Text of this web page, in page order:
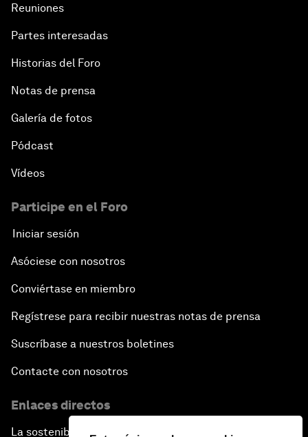
Reuniones
Partes interesadas
Historias del Foro
Notas de prensa
Galería de fotos
Pódcast
Vídeos
Participe en el Foro
Iniciar sesión
Asóciese con nosotros
Conviértase en miembro
Regístrese para recibir nuestras notas de prensa
Suscríbase a nuestros boletines
Contacte con nosotros
Enlaces directos
La sostenibilidad en el Foro